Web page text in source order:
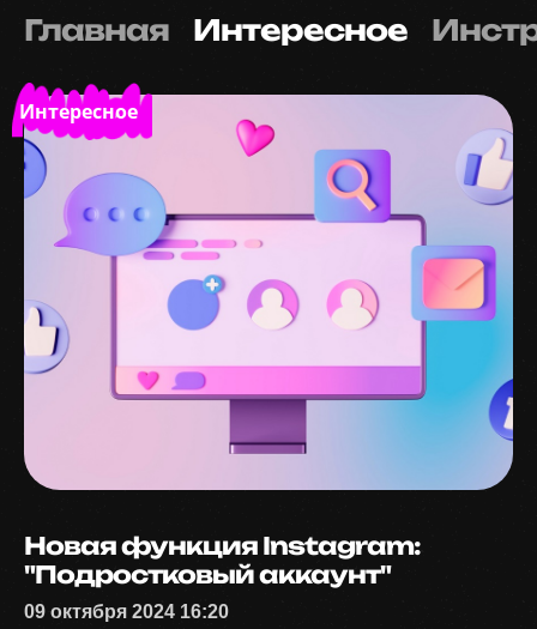
Главная Интересное
Интересное
Новая функция Instagram:
"Подростковый аккаунт"
09 октября 2024 16:20